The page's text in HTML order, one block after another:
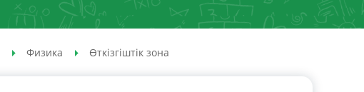
Физика Өткізгіштік зона